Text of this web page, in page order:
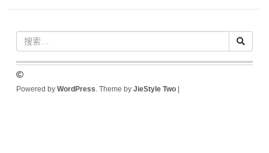
Powered by WordPress. Theme by JieStyle Two|